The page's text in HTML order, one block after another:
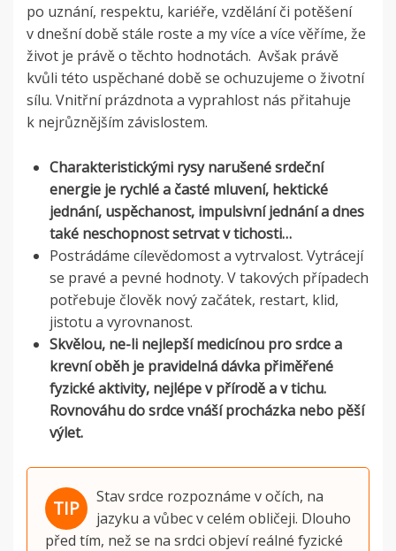
po uznání, respektu, kariéře, vzdělání či potěšení
v dnešní době stále roste a my více a více věříme, že
život je právě o těchto hodnotách. Avšak právě
kvůli této uspěchané době se ochuzujeme o životní
sílu. Vnitřní prázdnota a vyprahlost nás přitahuje
k nejrůznějším závislostem.
Charakteristickými rysy narušené srdeční
energie je rychlé a časté mluvení, hektické
jednání, uspěchanost, impulsivní jednání a dnes
také neschopnost setrvat v tichosti…
Postrádáme cílevědomost a vytrvalost. Vytrácejí
se pravé a pevné hodnoty. V takových případech
potřebuje člověk nový začátek, restart, klid,
jistotu a vyrovnanost.
Skvělou, ne-li nejlepší medicínou pro srdce a
krevní oběh je pravidelná dávka přiměřené
fyzické aktivity, nejlépe v přírodě a v tichu.
Rovnováhu do srdce vnáší procházka nebo pěší
výlet.
Stav srdce rozpoznáme v očích, na
jazyku a vůbec v celém obličeji. Dlouho
před tím, než se na srdci objeví reálné fyzické